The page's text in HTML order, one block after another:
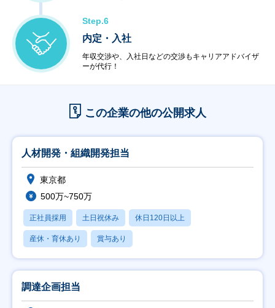
Step.6
内定・入社
年収交渉や、入社日などの交渉もキャリアアドバイザ
ーが代行！
この企業の他の公開求人
人材開発・組織開発担当
東京都
500万~750万
正社員採用 土日祝休み 休日120日以上
産休・育休あり 賞与あり
調達企画担当